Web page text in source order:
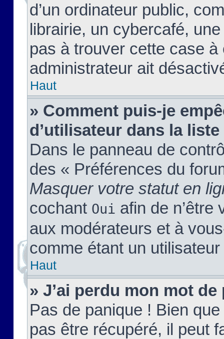
d’un ordinateur public,
librairie, un cybercafé,
pas à trouver cette case à
administrateur ait
Haut
» Comment puis-je
d’utilisateur dans la
Dans le panneau de
des « Préférences du
Masquer votre statut en
cochant Oui afin de n’être
aux modérateurs et à
comme étant un
Haut
» J’ai perdu mon mot de
Pas de panique ! Bien
pas être récupéré, il peut